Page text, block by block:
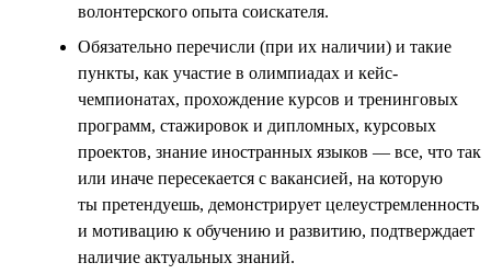
волонтерского опыта соискателя.
Обязательно перечисли (при их наличии) и такие
пункты, как участие в олимпиадах и кейс-
чемпионатах, прохождение курсов и тренинговых
программ, стажировок и дипломных, курсовых
проектов, знание иностранных языков — все, что так
или иначе пересекается с вакансией, на которую
ты претендуешь, демонстрирует целеустремленность
и мотивацию к обучению и развитию, подтверждает
наличие актуальных знаний.